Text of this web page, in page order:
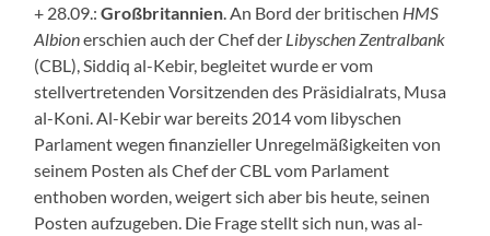
+ 28.09.:Großbritannien . An Bord der britischen HMS
Albionerschien auch der Chef der Libyschen Zentralbank
(CBL), Siddiq al-Kebir, begleitet wurde er vom
stellvertretenden Vorsitzenden des Präsidialrats, Musa
al-Koni. Al-Kebir war bereits 2014 vom libyschen
Parlament wegen finanzieller Unregelmäßigkeiten von
seinem Posten als Chef der CBL vom Parlament
enthoben worden, weigert sich aber bis heute, seinen
Posten aufzugeben. Die Frage stellt sich nun, was al-